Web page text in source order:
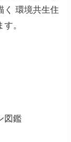
く 環境共生住
。
図鑑